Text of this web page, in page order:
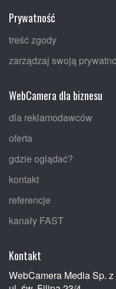
Prywatność
treść zgody
zarządzaj swoją
WebCamera dla biznesu
dla reklamodawców
oferta
gdzie oglądać?
kontakt
referencje
kanały FAST
Kontakt
WebCamera Media Sp. z